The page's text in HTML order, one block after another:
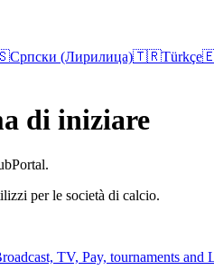
Српски (Лирилица)🇹🇷Türkçe
di iniziare
per le società di calcio.
TV, Pay, tournaments and